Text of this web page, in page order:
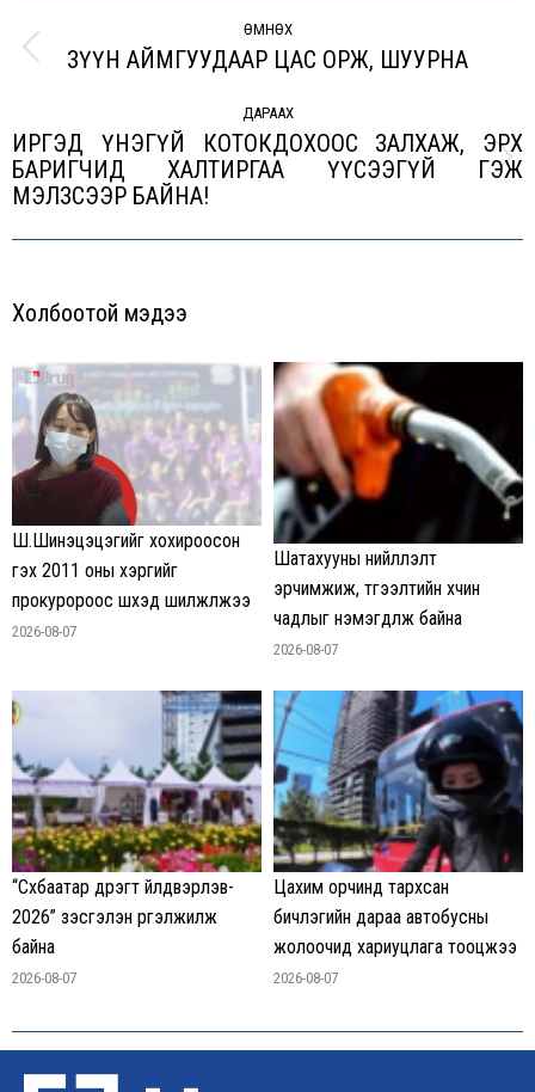
navigation
ӨМНӨХ
Previous
ЗҮҮН АЙМГУУДААР ЦАС ОРЖ, ШУУРНА
ДАРААХ
Next
ИРГЭД ҮНЭГҮЙ КОТОКДОХООС ЗАЛХАЖ, ЭРХ
БАРИГЧИД ХАЛТИРГАА ҮҮСЭЭГҮЙ ГЭЖ
МЭЛЗСЭЭР БАЙНА!
Холбоотой мэдээ
Ш.Шинэцэцэгийг хохироосон
гэх 2011 оны хэргийг
прокуророос шүүхэд шилжүүлжээ
2026-08-07
Шатахууны нийлүүлэлт
эрчимжиж, түгээлтийн хүчин
чадлыг нэмэгдүүлж байна
2026-08-07
“Сүхбаатар дүүрэгт үйлдвэрлэв-
2026” үзэсгэлэн үргэлжилж
байна
2026-08-07
Цахим орчинд тархсан
бичлэгийн дараа автобусны
жолоочид хариуцлага тооцжээ
2026-08-07